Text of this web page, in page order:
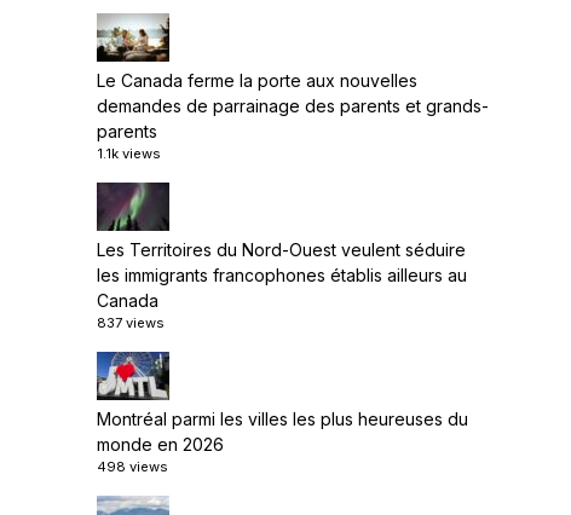
Le Canada ferme la porte aux nouvelles
demandes de parrainage des parents et grands-
parents
1.1k views
Les Territoires du Nord-Ouest veulent séduire
les immigrants francophones établis ailleurs au
Canada
837 views
Montréal parmi les villes les plus heureuses du
monde en 2026
498 views